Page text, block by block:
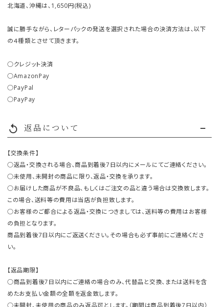
北海道、沖縄は、1,650円(税込)
誠に勝手ながら、レターパックの発送を選択された場合の決済方法は、以下
の４種類とさせて頂きます。
○クレジット決済
○AmazonPay
○PayPal
○PayPay
replay 返品について
【交換条件】
○返品・交換される場合、商品到着後7日以内にメールにてご連絡ください。
○未使用、未開封の商品に限り、返品・交換を承ります。
○お届けした商品が不良品、もしくはご注文の品と違う場合は交換致します。
この場合、送料等の費用は当店が負担致します。
○お客様のご都合による返品・交換につきましては、送料等の費用はお客様
の負担となります。
商品到着後7日以内にご返送ください。その場合も必ず事前にご連絡くださ
い。
【返品期限】
○商品到着後7日以内にご連絡の場合のみ、代替品と交換、または送料を含
めたお支払い金額の全額を返金致します。
○未開封、未使用の商品のみ返品可とします。（期間は商品到着後7日以内）